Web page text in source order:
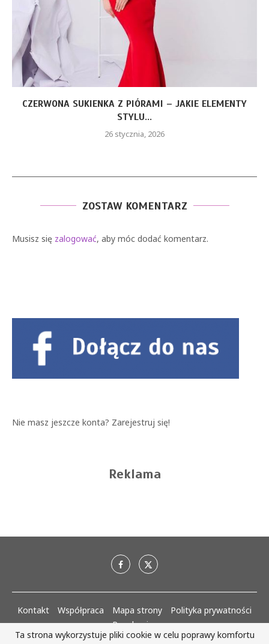
CZERWONA SUKIENKA Z PIÓRAMI – JAKIE ELEMENTY
STYLU...
26 stycznia, 2026
ZOSTAW KOMENTARZ
Musisz się zalogować, aby móc dodać komentarz.
Nie masz jeszcze konta? Zarejestruj się!
Reklama
Kontakt Współpraca Mapa strony
Polityka prywatności
Regulaminy
Ta strona wykorzystuje pliki cookie w celu poprawy komfortu